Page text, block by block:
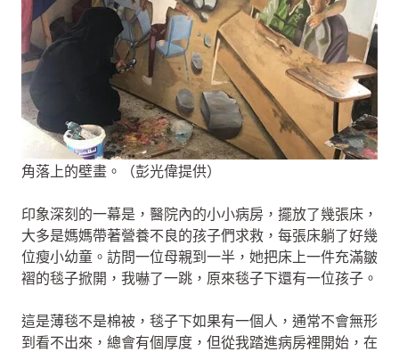
角落上的壁畫。（彭光偉提供）
印象深刻的一幕是，醫院內的小小病房，擺放了幾張床，
大多是媽媽帶著營養不良的孩子們求救，每張床躺了好幾
位瘦小幼童。訪問一位母親到一半，她把床上一件充滿皺
褶的毯子掀開，我嚇了一跳，原來毯子下還有一位孩子。
這是薄毯不是棉被，毯子下如果有一個人，通常不會無形
到看不出來，總會有個厚度，但從我踏進病房裡開始，在